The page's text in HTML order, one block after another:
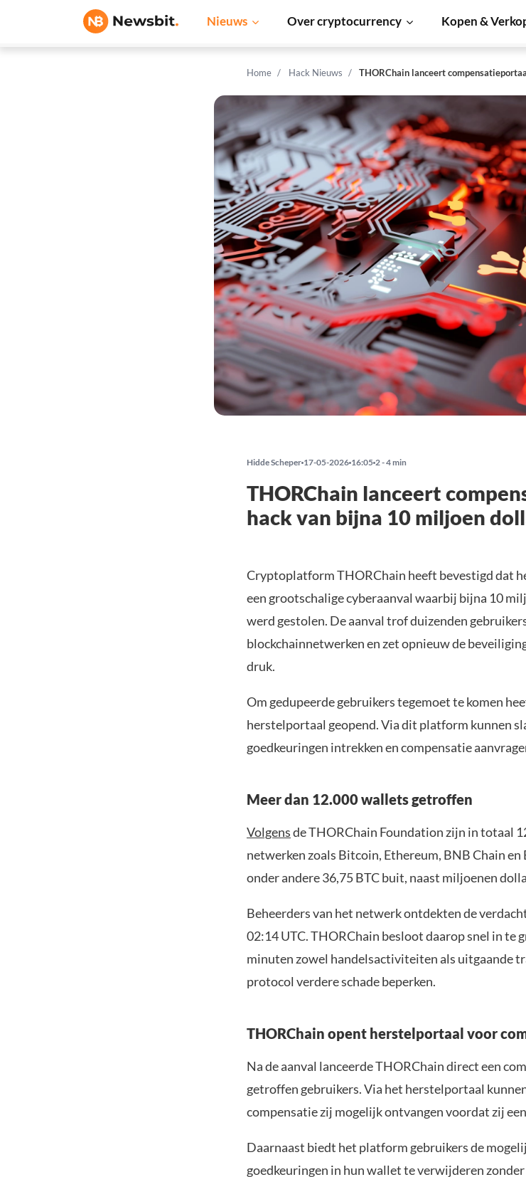
Nieuws Over cryptocurrency Kopen &
Home Hack Nieuws THORChain lanceert
Hidde Scheper 17-05-2026 16:05 2 - 4 min
THORChain lanceert
hack van bijna 10 miljoen
Cryptoplatform THORChain heeft bevestigd dat
een grootschalige cyberaanval waarbij bijna 10
werd gestolen. De aanval trof duizenden
blockchainnetwerken en zet opnieuw de
druk.
Om gedupeerde gebruikers tegemoet te komen
herstelportaal geopend. Via dit platform kunnen
goedkeuringen intrekken en compensatie
Meer dan 12.000 wallets getroffen
Volgensde THORChain Foundation zijn in totaal
netwerken zoals Bitcoin, Ethereum, BNB Chain en
onder andere 36,75 BTC buit, naast miljoenen
Beheerders van het netwerk ontdekten de
02:14 UTC. THORChain besloot daarop snel in te
minuten zowel handelsactiviteiten als uitgaande
protocol verdere schade beperken.
THORChain opent herstelportaal voor
Na de aanval lanceerde THORChain direct een
getroffen gebruikers. Via het herstelportaal
compensatie zij mogelijk ontvangen voordat zij
Daarnaast biedt het platform gebruikers de
goedkeuringen in hun wallet te verwijderen